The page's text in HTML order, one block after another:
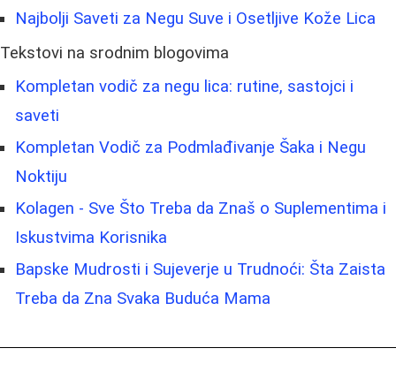
Najbolji Saveti za Negu Suve i Osetljive Kože Lica
Tekstovi na srodnim blogovima
Kompletan vodič za negu lica: rutine, sastojci i
saveti
Kompletan Vodič za Podmlađivanje Šaka i Negu
Noktiju
Kolagen - Sve Što Treba da Znaš o Suplementima i
Iskustvima Korisnika
Bapske Mudrosti i Sujeverje u Trudnoći: Šta Zaista
Treba da Zna Svaka Buduća Mama